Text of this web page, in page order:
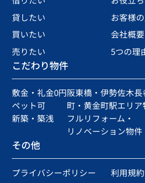
貸したい
お客様
買いたい
会社概要
売りたい
5つの理
こだわり物件
敷金・礼金0円
ペット可
新築・築浅
阪東橋・伊勢佐木長
町・黄金町駅エリア
フルリフォーム・
リノベーション物件
その他
プライバシーポリシー
利用規約